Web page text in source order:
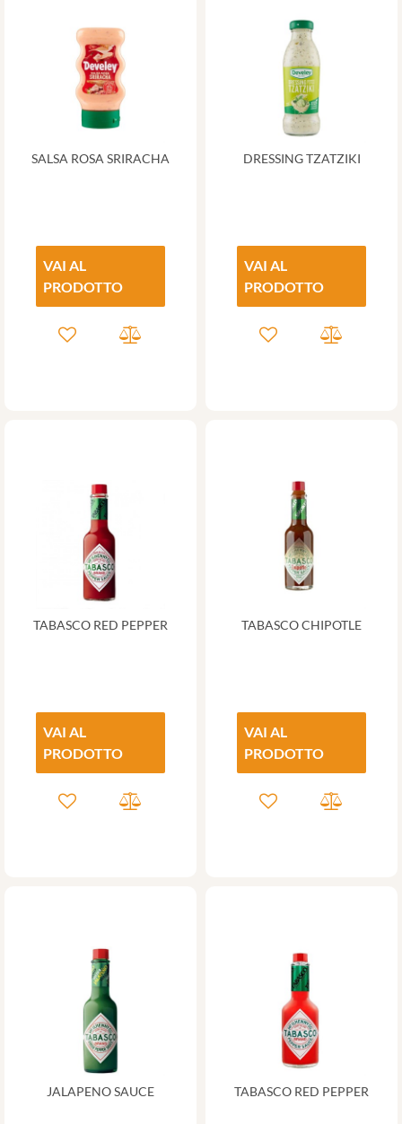
SALSA ROSA SRIRACHA
VAI AL
PRODOTTO
DRESSING TZATZIKI
VAI AL
PRODOTTO
TABASCO RED PEPPER
VAI AL
PRODOTTO
TABASCO CHIPOTLE
VAI AL
PRODOTTO
JALAPENO SAUCE TABASCO RED PEPPER